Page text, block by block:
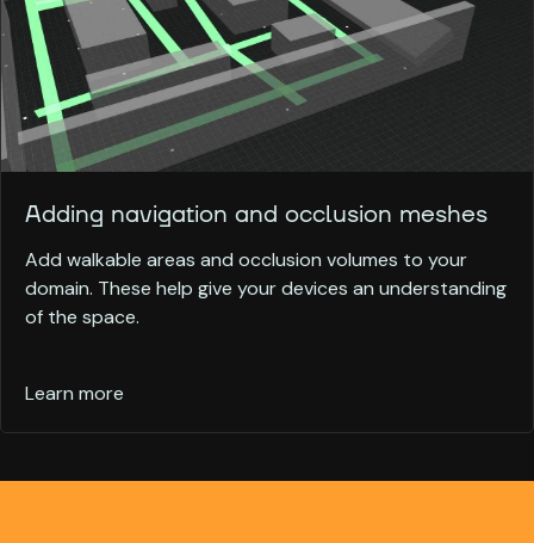
Adding navigation and occlusion meshes
Add walkable areas and occlusion volumes to your
domain. These help give your devices an understanding
of the space.
Learn more